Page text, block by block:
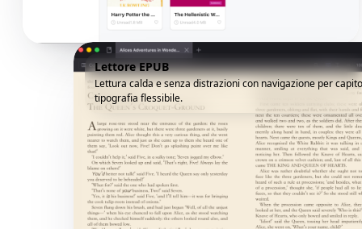
Lettore EPUB
Lettura calda e senza distrazioni con navigazione per
tipografia flessibile.